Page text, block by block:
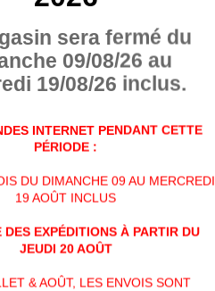
sera fermé du
09/08/26 au
19/08/26 inclus.
INTERNET PENDANT CETTE
PÉRIODE :
DU DIMANCHE 09 AU MERCREDI
19 AOÛT INCLUS
DES EXPÉDITIONS À PARTIR DU
JEUDI 20 AOÛT
& AOÛT, LES ENVOIS SONT